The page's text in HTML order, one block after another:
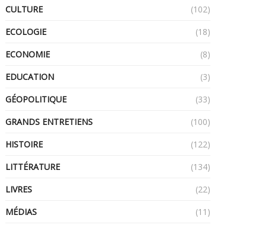
CULTURE
(102)
ECOLOGIE
(18)
ECONOMIE
(8)
EDUCATION
(3)
GÉOPOLITIQUE
(33)
GRANDS ENTRETIENS
(100)
HISTOIRE
(122)
LITTÉRATURE
(134)
LIVRES
(22)
MÉDIAS
(11)